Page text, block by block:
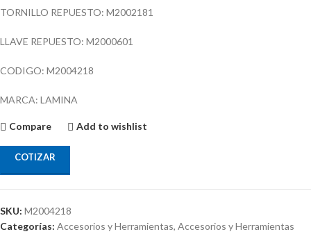
TORNILLO REPUESTO: M2002181
LLAVE REPUESTO: M2000601
CODIGO: M2004218
MARCA: LAMINA
Compare Add to wishlist
COTIZAR
SKU: M2004218
Categorías: Accesorios y Herramientas, Accesorios y Herramientas